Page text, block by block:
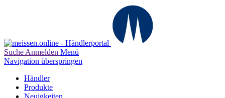
Suche Anmelden Menü
Navigation überspringen
Händler
Produkte
Neuigkeiten